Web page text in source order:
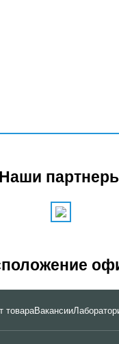
Наши
товараВакансии